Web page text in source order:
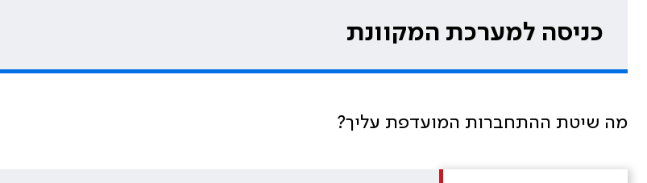
כניסה למערכת המקוונת
מה שיטת ההתחברות המועדפת עליך?